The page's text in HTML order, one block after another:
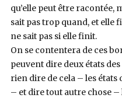
qu’elle peut être racontée,
sait pas trop quand, et elle
ne sait pas si elle finit.
On se contentera de ces
peuvent dire deux états
rien dire de cela – les états
– et dire tout autre chose –